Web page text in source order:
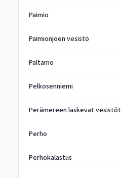
Paimio
Paimionjoen vesistö
Paltamo
Pelkosenniemi
Perämereen laskevat vesistöt
Perho
Perhokalastus